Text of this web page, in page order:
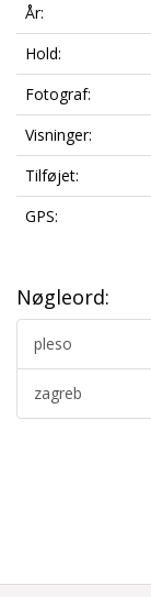
År:
Hold:
Fotograf:
Visninger:
Tilføjet:
GPS:
Nøgleord:
pleso
zagreb